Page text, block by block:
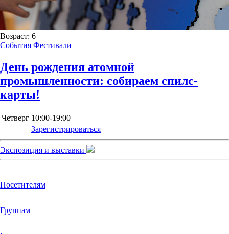
Возраст: 6+
События Фестивали
День рождения атомной
промышленности: собираем спилс-
карты!
Четверг 10:00-19:00
Зарегистрироваться
Экспозиция и выставки
Посетителям
Группам